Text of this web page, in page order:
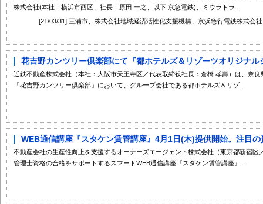
株式会社(本社：横浜市西区、社長：原田 一之、以下 京急電鉄)、ミウラトラ...
[21/03/31] 三浦市、株式会社地域経済活性化支援機構、京浜急行電鉄株式会
花吉野カンツリー倶楽部にて『都ホテルズ＆リゾーツオリジナル
近鉄不動産株式会社（本社：大阪市天王寺区／代表取締役社長：倉橋 孝壽）は、奈
「花吉野カンツリー倶楽部」において、グループ会社である都ホテルズ＆リゾ...
WEB通信講座『スタケン賃管講座』4月1日(木)提供開始。注目
不動産会社の生産性向上を支援するオーナーズエージェント株式会社（東京都新宿
管理士資格の合格をサポートするスマートWEB通信講座『スタケン賃管講座』...